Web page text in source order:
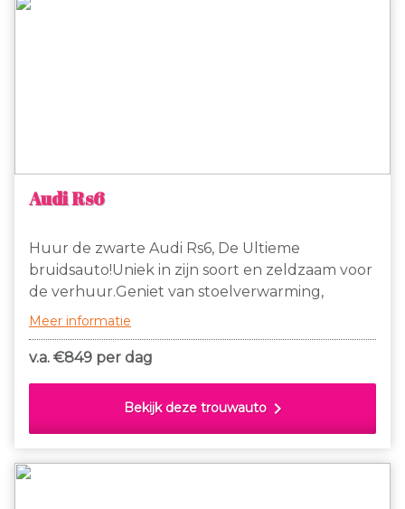
Audi Rs6
Huur de zwarte Audi Rs6, De Ultieme
bruidsauto!Uniek in zijn soort en zeldzaam voor
de verhuur.Geniet van stoelverwarming,
automaat en ga zo maar door in op en top
luxe.De kleur is afgestemd op ieder pak en jurk
en er is voldoende ruimte voor lange mensen.
Meer informatie
v.a. €849 per dag
Bekijk deze trouwauto chevron_right